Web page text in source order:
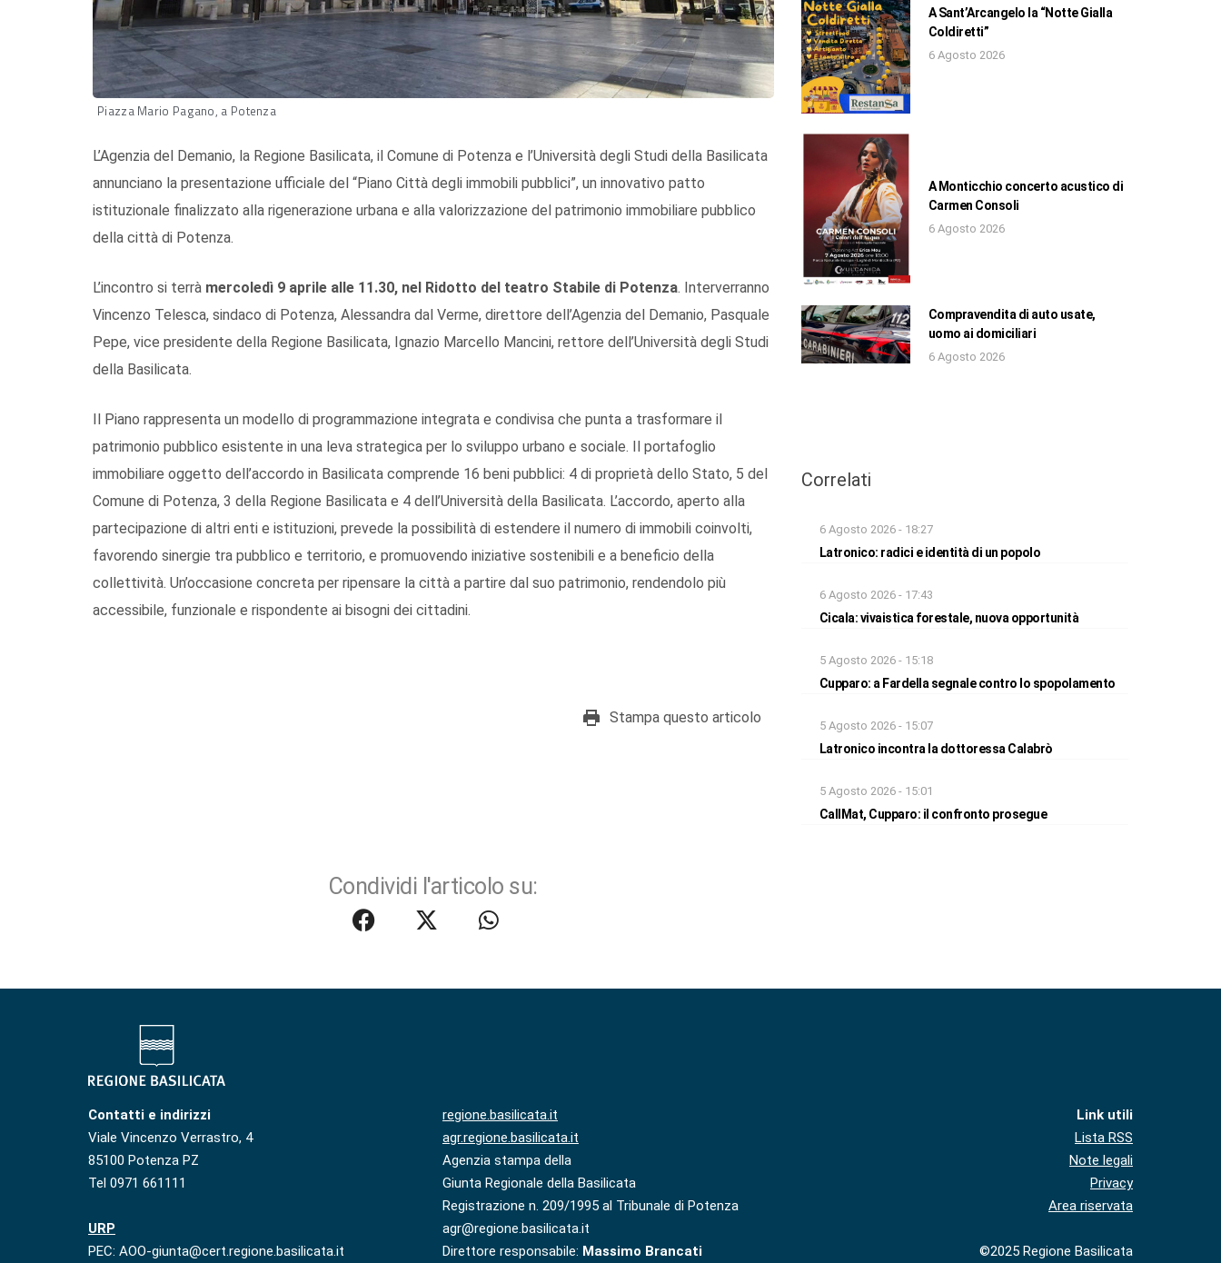
Piazza Mario Pagano, a Potenza
L’Agenzia del Demanio, la Regione Basilicata, il Comune di Potenza e l’Università degli Studi della Basilicata
annunciano la presentazione ufficiale del “Piano Città degli immobili pubblici”, un innovativo patto
istituzionale finalizzato alla rigenerazione urbana e alla valorizzazione del patrimonio immobiliare pubblico
della città di Potenza.
L’incontro si terrà mercoledì 9 aprile alle 11.30, nel Ridotto del teatro Stabile di Potenza. Interverranno
Vincenzo Telesca, sindaco di Potenza, Alessandra dal Verme, direttore dell’Agenzia del Demanio, Pasquale
Pepe, vice presidente della Regione Basilicata, Ignazio Marcello Mancini, rettore dell’Università degli Studi
della Basilicata.
Il Piano rappresenta un modello di programmazione integrata e condivisa che punta a trasformare il
patrimonio pubblico esistente in una leva strategica per lo sviluppo urbano e sociale. Il portafoglio
immobiliare oggetto dell’accordo in Basilicata comprende 16 beni pubblici: 4 di proprietà dello Stato, 5 del
Comune di Potenza, 3 della Regione Basilicata e 4 dell’Università della Basilicata. L’accordo, aperto alla
partecipazione di altri enti e istituzioni, prevede la possibilità di estendere il numero di immobili coinvolti,
favorendo sinergie tra pubblico e territorio, e promuovendo iniziative sostenibili e a beneficio della
collettività. Un’occasione concreta per ripensare la città a partire dal suo patrimonio, rendendolo più
accessibile, funzionale e rispondente ai bisogni dei cittadini.
Stampa questo articolo
Condividi l'articolo su:
A Sant’Arcangelo la “Notte Gialla
Coldiretti”
6 Agosto 2026
A Monticchio concerto acustico di
Carmen Consoli
6 Agosto 2026
Compravendita di auto usate,
uomo ai domiciliari
6 Agosto 2026
Correlati
6 Agosto 2026 - 18:27
Latronico: radici e identità di un popolo
6 Agosto 2026 - 17:43
Cicala: vivaistica forestale, nuova opportunità
5 Agosto 2026 - 15:18
Cupparo: a Fardella segnale contro lo spopolamento
5 Agosto 2026 - 15:07
Latronico incontra la dottoressa Calabrò
5 Agosto 2026 - 15:01
CallMat, Cupparo: il confronto prosegue
Contatti e indirizzi
Viale Vincenzo Verrastro, 4
85100 Potenza PZ
Tel 0971 661111
URP
PEC: AOO-giunta@cert.regione.basilicata.it
regione.basilicata.it
agr.regione.basilicata.it
Agenzia stampa della
Giunta Regionale della Basilicata
Registrazione n. 209/1995 al Tribunale di Potenza
agr@regione.basilicata.it
Direttore responsabile: Massimo Brancati
Link utili
Lista RSS
Note legali
Privacy
Area riservata
©2025 Regione Basilicata